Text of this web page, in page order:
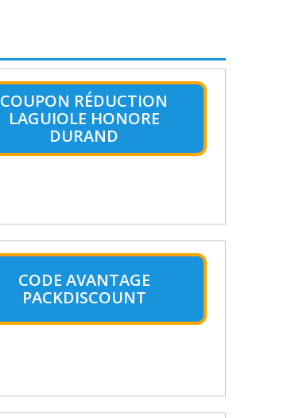
COUPON RÉDUCTION
LAGUIOLE HONORE
DURAND
CODE AVANTAGE
PACKDISCOUNT